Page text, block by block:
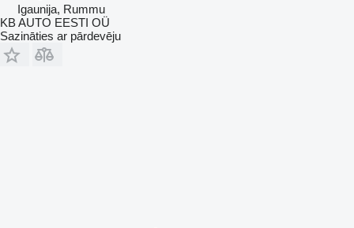
Igaunija, Rummu
KB AUTO EESTI OÜ
Sazināties ar pārdevēju